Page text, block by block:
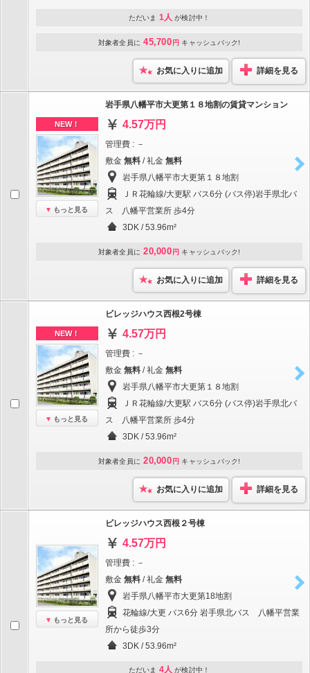
ただいま 1人 が検討中！
対象者全員に 45,700 円 キャッシュバック!
お気に入りに追加 詳細を見る
NEW！
もっと見る
岩手県八幡平市大更第１８地割の賃貸マンション
4.57万円
管理費 : －
敷金 無料 / 礼金 無料
岩手県八幡平市大更第１８地割
ＪＲ花輪線/大更駅 バス6分 (バス停)岩手県北バ
ス 八幡平営業所 歩4分
3DK / 53.96m²
対象者全員に 20,000 円 キャッシュバック!
お気に入りに追加 詳細を見る
NEW！
もっと見る
ビレッジハウス西根2号棟
4.57万円
管理費 : －
敷金 無料 / 礼金 無料
岩手県八幡平市大更第１８地割
ＪＲ花輪線/大更駅 バス6分 (バス停)岩手県北バ
ス 八幡平営業所 歩4分
3DK / 53.96m²
対象者全員に 20,000 円 キャッシュバック!
お気に入りに追加 詳細を見る
もっと見る
ビレッジハウス西根２号棟
4.57万円
管理費 : －
敷金 無料 / 礼金 無料
岩手県八幡平市大更第18地割
花輪線/大更 バス6分 岩手県北バス 八幡平営業
所から徒歩3分
3DK / 53.96m²
ただいま 4人 が検討中！